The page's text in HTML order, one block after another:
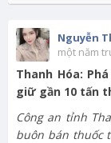
Nguyễn
một năm
Thanh Hóa:
giữ gần 10 tấn
Công an tỉnh
buôn bán thuốc